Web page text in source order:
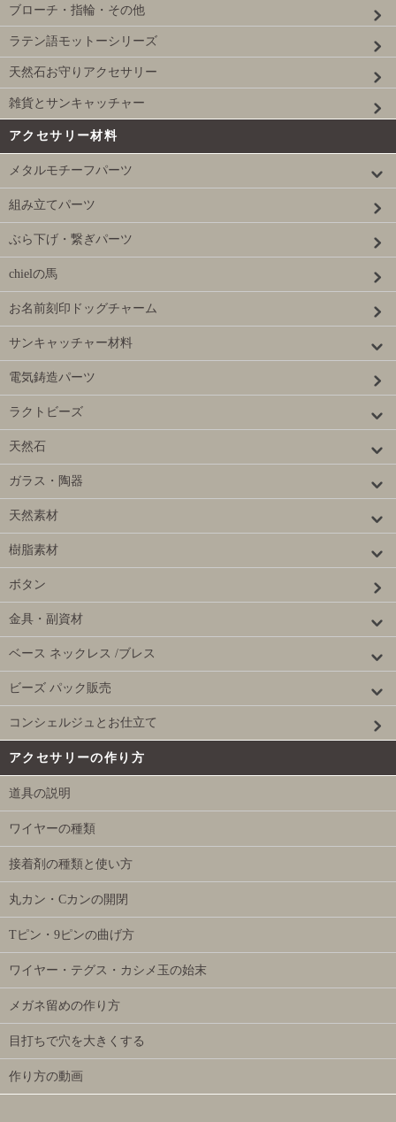
ブローチ・指輪・その他
ラテン語モットーシリーズ
天然石お守りアクセサリー
雑貨とサンキャッチャー
アクセサリー材料
メタルモチーフパーツ
組み立てパーツ
ぶら下げ・繋ぎパーツ
chielの馬
お名前刻印ドッグチャーム
サンキャッチャー材料
電気鋳造パーツ
ラクトビーズ
天然石
ガラス・陶器
天然素材
樹脂素材
ボタン
金具・副資材
ベース ネックレス /ブレス
ビーズ パック販売
コンシェルジュとお仕立て
アクセサリーの作り方
道具の説明
ワイヤーの種類
接着剤の種類と使い方
丸カン・Cカンの開閉
Tピン・9ピンの曲げ方
ワイヤー・テグス・カシメ玉の始末
メガネ留めの作り方
目打ちで穴を大きくする
作り方の動画